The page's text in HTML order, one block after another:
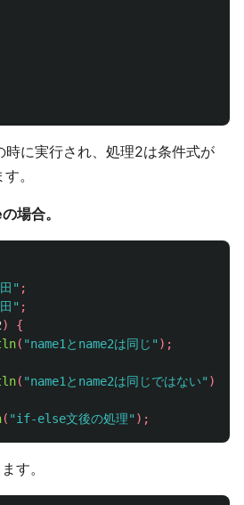
時に実行され、処理2は条件式が
。
場合。
" ;
" ;
)
{
( "name1とname2は同じ" );
( "name1とname2は同じではない" );
( "if-else文後の処理" );
す。